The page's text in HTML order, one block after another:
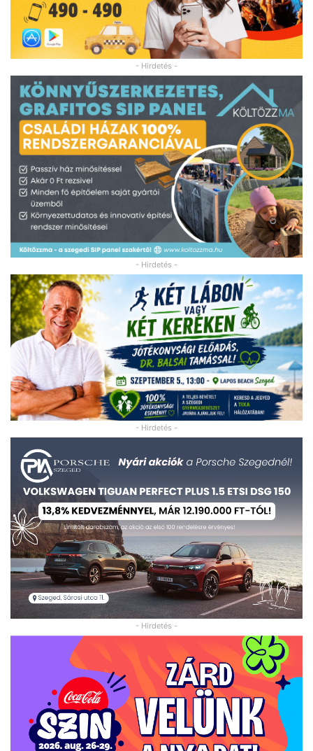
- Hirdetés -
- Hirdetés -
- Hirdetés -
- Hirdetés -